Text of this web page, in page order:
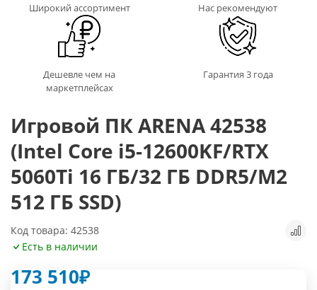
Широкий ассортимент Нас рекомендуют
Дешевле чем на
маркетплейсах
Гарантия 3 года
Игровой ПК ARENA 42538
(Intel Core i5-12600KF/RTX
5060Ti 16 ГБ/32 ГБ DDR5/M2
512 ГБ SSD)
Код товара: 42538
Есть в наличии
173 510₽